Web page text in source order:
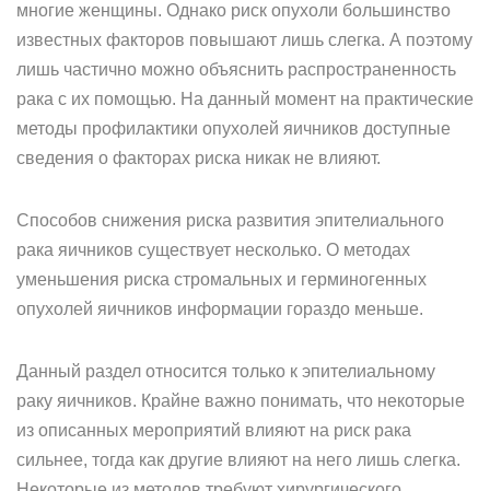
многие женщины. Однако риск опухоли большинство
известных факторов повышают лишь слегка. А поэтому
лишь частично можно объяснить распространенность
рака с их помощью. На данный момент на практические
методы профилактики опухолей яичников доступные
сведения о факторах риска никак не влияют.
Способов снижения риска развития эпителиального
рака яичников существует несколько. О методах
уменьшения риска стромальных и герминогенных
опухолей яичников информации гораздо меньше.
Данный раздел относится только к эпителиальному
раку яичников. Крайне важно понимать, что некоторые
из описанных мероприятий влияют на риск рака
сильнее, тогда как другие влияют на него лишь слегка.